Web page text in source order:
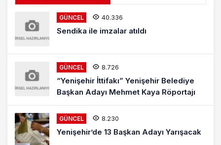
GÜNCEL 40.336
Sendika ile imzalar atıldı
GÜNCEL 8.726
“Yenişehir İttifakı” Yenişehir Belediye
Başkan Adayı Mehmet Kaya Röportajı
GÜNCEL 8.230
Yenişehir’de 13 Başkan Adayı Yarışacak